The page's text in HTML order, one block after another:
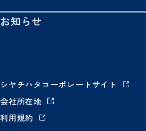
お知らせ
シヤチハタコーポレートサイト
会社所在地
利用規約